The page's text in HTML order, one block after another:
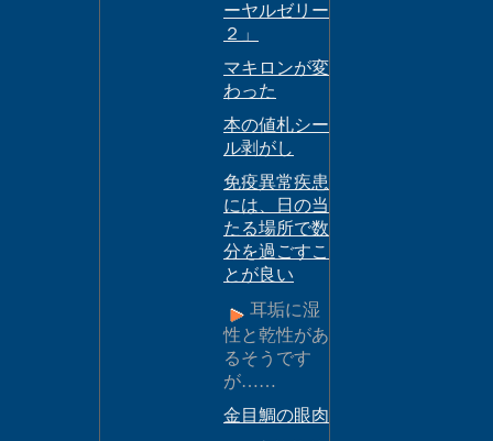
ーヤルゼリー
２」
マキロンが変
わった
本の値札シー
ル剥がし
免疫異常疾患
には、日の当
たる場所で数
分を過ごすこ
とが良い
耳垢に湿
性と乾性があ
るそうです
が……
金目鯛の眼肉